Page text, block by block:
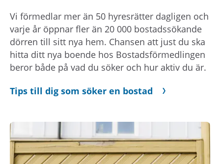
Vi förmedlar mer än 50 hyresrätter dagligen och
varje år öppnar fler än 20 000 bostadssökande
dörren till sitt nya hem. Chansen att just du ska
hitta ditt nya boende hos Bostadsförmedlingen
beror både på vad du söker och hur aktiv du är.
Tips till dig som söker en bostad